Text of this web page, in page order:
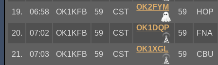
19. 06:58 OK1KFB 59 CST
OK2FYM
59 HOP
20. 07:02 OK1KFB 59 CST
OK1DQP
59 FNA
21. 07:03 OK1KFB 59 CST
OK1XGL
59 CBU